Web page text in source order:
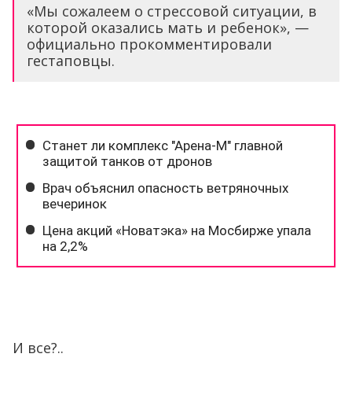
«Мы сожалеем о стрессовой ситуации, в
которой оказались мать и ребенок», —
официально прокомментировали
гестаповцы.
И все?..